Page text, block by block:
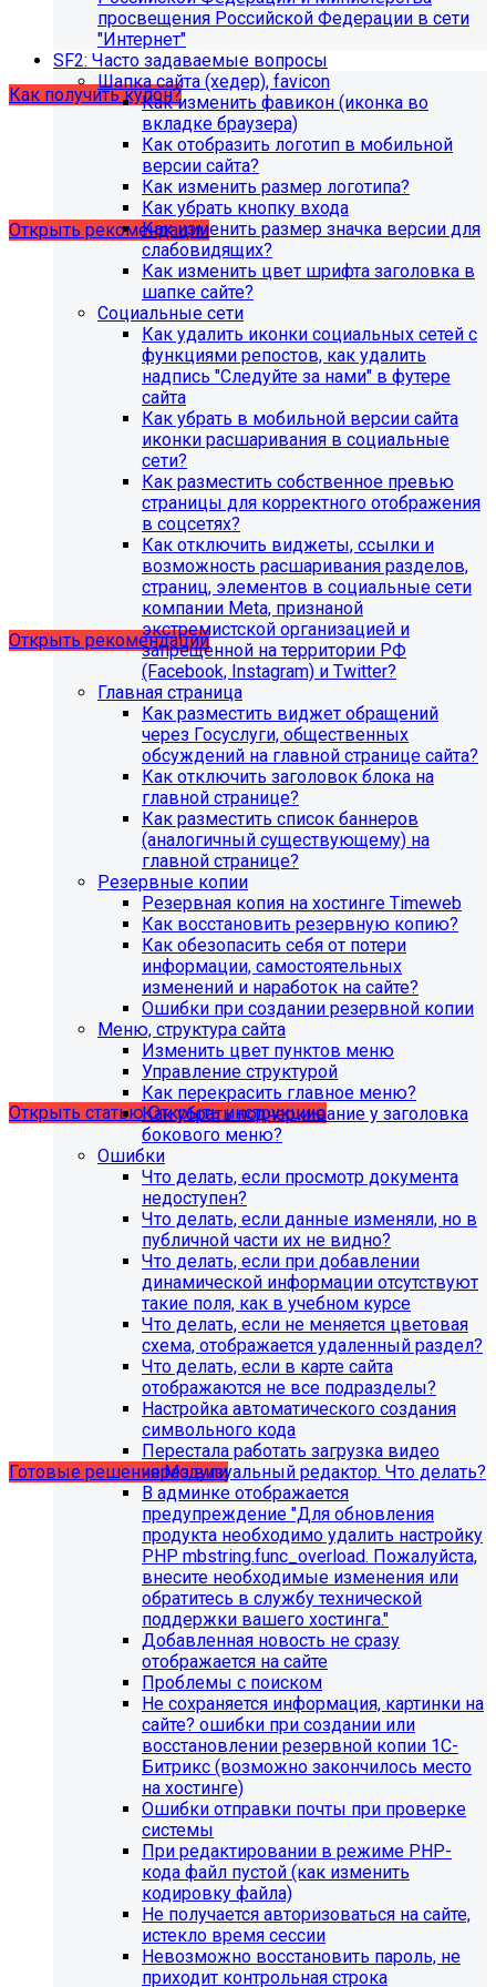
образовательной организации (simai.sveden). Для
корректной работы модуля необходимо активировать
купон на него.
Как получить купон?
Что делать, если на хостинге не
хватает места?
Открыть рекомендации
Рекомендации по безопасности
Открыть рекомендации
С 1 февраля 2023 года ограничена
поддержка продуктов 1С-Битрикс на
PHP версии ниже 8.0. Рекомендуемая
версия PHP - 8.1 и выше
Открыть статьюОткрыть инструкцию
Учебные курсы
по работе с готовыми решениями и модулями
размещены в разделе "Учебные курсы"
Готовые решенияМодули
Инструкция по удалению ссылок на
социальные сети
Для готовых решений на SIMAI-SF4:
SIMAI-SF4: Сайт библиотеки, SIMAI-SF4: Сайт
благотворительного фонда, SIMAI-SF4: Сайт города,
SIMAI-SF4: Сайт государственной организации, SIMAI-
SF4: Сайт дворца культуры, SIMAI-SF4: Сайт детского
просвещения Российской Федерации в сети
"Интернет"
SF2: Часто задаваемые вопросы
Шапка сайта (хедер), favicon
Как изменить фавикон (иконка во
вкладке браузера)
Как отобразить логотип в мобильной
версии сайта?
Как изменить размер логотипа?
Как убрать кнопку входа
Как изменить размер значка версии для
слабовидящих?
Как изменить цвет шрифта заголовка в
шапке сайте?
Социальные сети
Как удалить иконки социальных сетей с
функциями репостов, как удалить
надпись "Следуйте за нами" в футере
сайта
Как убрать в мобильной версии сайта
иконки расшаривания в социальные
сети?
Как разместить собственное превью
страницы для корректного отображения
в соцсетях?
Как отключить виджеты, ссылки и
возможность расшаривания разделов,
страниц, элементов в социальные сети
компании Meta, признаной
экстремистской организацией и
запрещенной на территории РФ
(Facebook, Instagram) и Twitter?
Главная страница
Как разместить виджет обращений
через Госуслуги, общественных
обсуждений на главной странице сайта?
Как отключить заголовок блока на
главной странице?
Как разместить список баннеров
(аналогичный существующему) на
главной странице?
Резервные копии
Резервная копия на хостинге Timeweb
Как восстановить резервную копию?
Как обезопасить себя от потери
информации, самостоятельных
изменений и наработок на сайте?
Ошибки при создании резервной копии
Меню, структура сайта
Изменить цвет пунктов меню
Управление структурой
Как перекрасить главное меню?
Как убрать подчеркивание у заголовка
бокового меню?
Ошибки
Что делать, если просмотр документа
недоступен?
Что делать, если данные изменяли, но в
публичной части их не видно?
Что делать, если при добавлении
динамической информации отсутствуют
такие поля, как в учебном курсе
Что делать, если не меняется цветовая
схема, отображается удаленный раздел?
Что делать, если в карте сайта
отображаются не все подразделы?
Настройка автоматического создания
символьного кода
Перестала работать загрузка видео
через визуальный редактор. Что делать?
В админке отображается
предупреждение "Для обновления
продукта необходимо удалить настройку
PHP mbstring.func_overload. Пожалуйста,
внесите необходимые изменения или
обратитесь в службу технической
поддержки вашего хостинга."
Добавленная новость не сразу
отображается на сайте
Проблемы с поиском
Не сохраняется информация, картинки на
сайте? ошибки при создании или
восстановлении резервной копии 1С-
Битрикс (возможно закончилось место
на хостинге)
Ошибки отправки почты при проверке
системы
При редактировании в режиме PHP-
кода файл пустой (как изменить
кодировку файла)
Не получается авторизоваться на сайте,
истекло время сессии
Невозможно восстановить пароль, не
приходит контрольная строка